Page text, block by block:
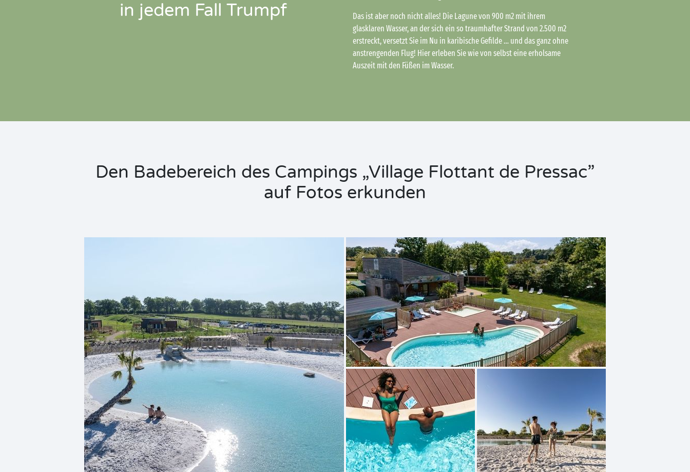
in jedem Fall Trumpf
Das ist aber noch nicht alles! Die Lagune von 900 m2 mit ihrem
glasklaren Wasser, an der sich ein so traumhafter Strand von 2.500 m2
erstreckt, versetzt Sie im Nu in karibische Gefilde … und das ganz ohne
anstrengenden Flug! Hier erleben Sie wie von selbst eine erholsame
Auszeit mit den Füßen im Wasser.
Den Badebereich des Campings „Village Flottant de Pressac”
auf Fotos erkunden